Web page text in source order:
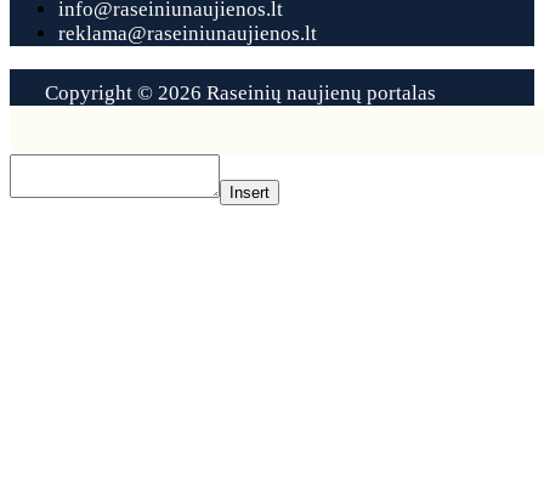
info@raseiniunaujienos.lt
reklama@raseiniunaujienos.lt
Copyright © 2026 Raseinių naujienų portalas
Contact
Insert